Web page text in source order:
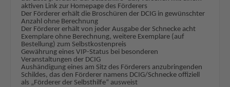
aktiven Link zur Homepage des Förderers
Der Förderer erhält die Broschüren der DCIG in gewünschter
Anzahl ohne Berechnung
Der Förderer erhält von jeder Ausgabe der Schnecke acht
Exemplare ohne Berechnung, weitere Exemplare (auf
Bestellung) zum Selbstkostenpreis
Gewährung eines VIP-Status bei besonderen
Veranstaltungen der DCIG
Aushändigung eines am Sitz des Förderers anzubringenden
Schildes, das den Förderer namens DCIG/Schnecke offiziell
als „Förderer der Selbsthilfe“ ausweist